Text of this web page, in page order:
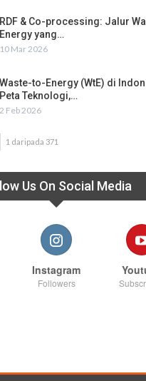
RDF & Co-processing: Jalur
Energy yang…
10 Mar 2026
Waste-to-Energy (WtE) di
Peta Teknologi,…
2 Feb 2026
1 daripada 371
Us On Social Media
Instagram
Followers